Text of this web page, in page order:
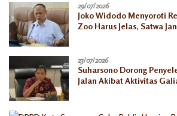
29/07/2026
Joko Widodo Menyoroti
Zoo Harus Jelas, Satwa
23/07/2026
Suharsono Dorong
Jalan Akibat Aktivitas